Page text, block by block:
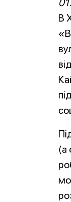
01
В
(а